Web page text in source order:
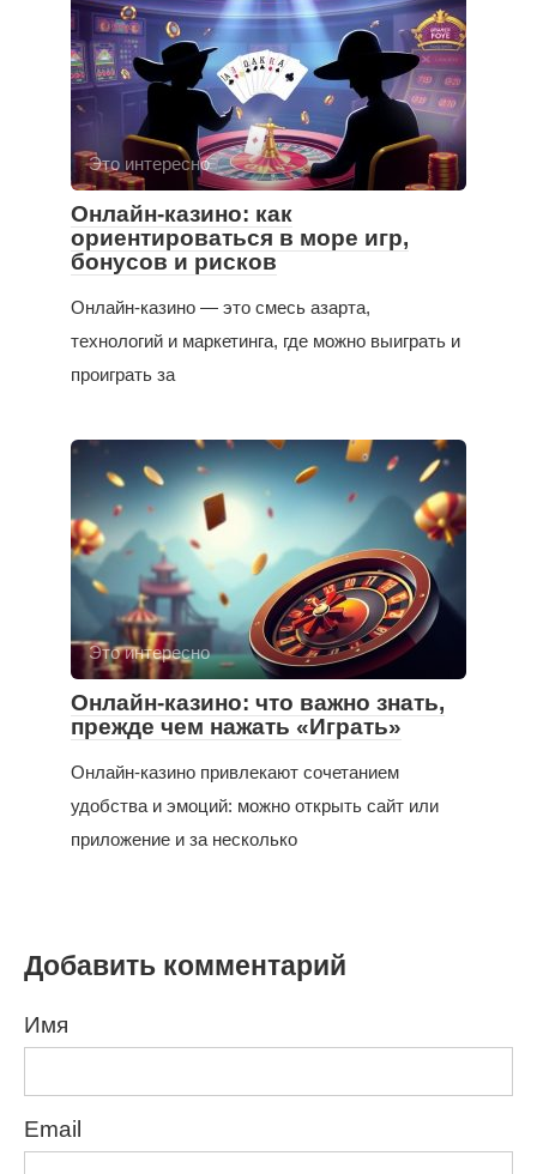
Это интересно
Онлайн-казино: как
ориентироваться в море игр,
бонусов и рисков
Онлайн-казино — это смесь азарта,
технологий и маркетинга, где можно выиграть и
проиграть за
Это интересно
Онлайн-казино: что важно знать,
прежде чем нажать «Играть»
Онлайн-казино привлекают сочетанием
удобства и эмоций: можно открыть сайт или
приложение и за несколько
Добавить комментарий
Имя
Email